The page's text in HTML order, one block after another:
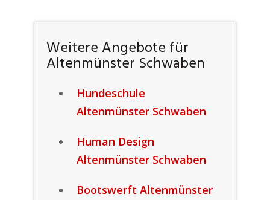
Weitere Angebote für
Altenmünster Schwaben
Hundeschule
Altenmünster Schwaben
Human Design
Altenmünster Schwaben
Bootswerft Altenmünster